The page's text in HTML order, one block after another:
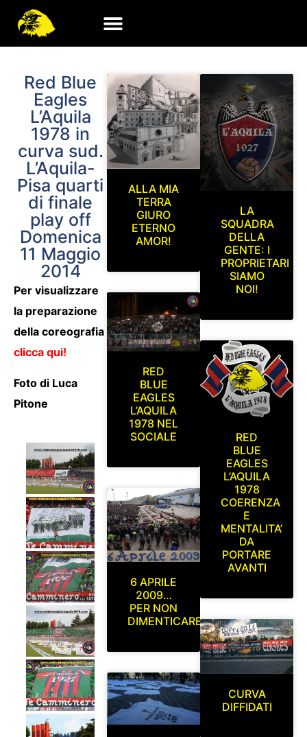
Red Blue
Eagles
L’Aquila
1978 in
curva sud.
L’Aquila-
Pisa quarti
di finale
play off
Domenica
11 Maggio
2014
Per visualizzare
la preparazione
della coreografia
clicca qui!
Foto di Luca
Pitone
ALLA MIA
TERRA
GIURO
ETERNO
AMOR!
RED
BLUE
EAGLES
L’AQUILA
1978 NEL
SOCIALE
6 APRILE
2009…
PER NON
DIMENTICARE
LA
SQUADRA
DELLA
GENTE: I
PROPRIETARI
SIAMO
NOI!
RED
BLUE
EAGLES
L’AQUILA
1978
COERENZA
E
MENTALITA’
DA
PORTARE
AVANTI
CURVA
DIFFIDATI